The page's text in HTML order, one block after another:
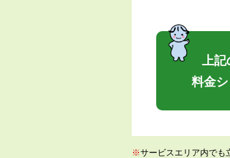
上記
料金
※サービスエリア内でも